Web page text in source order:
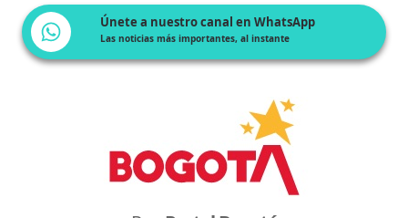
Únete a nuestro canal en WhatsApp
Las noticias más importantes, al instante